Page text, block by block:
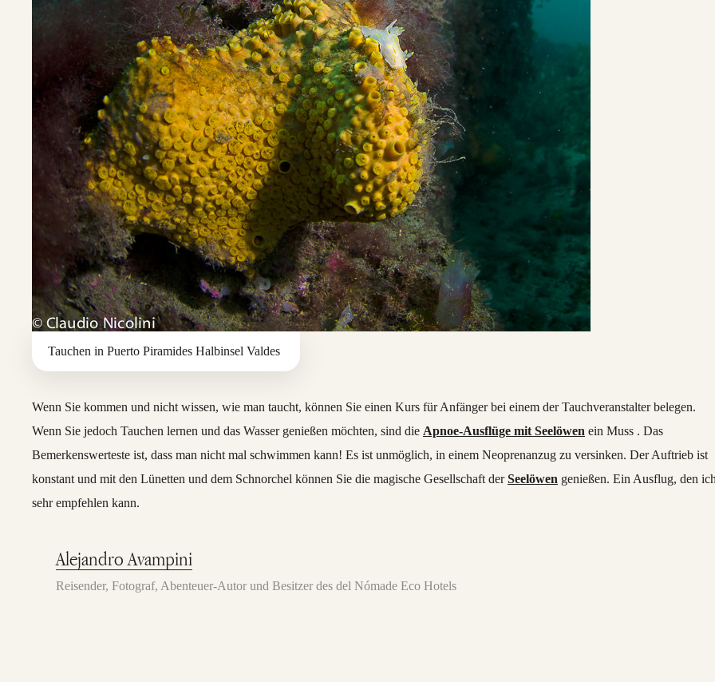
Tauchen in Puerto Piramides Halbinsel Valdes
Wenn Sie kommen und nicht wissen, wie man taucht, können Sie einen Kurs für Anfänger bei einem der Tauchveranstalter belegen.
Wenn Sie jedoch Tauchen lernen und das Wasser genießen möchten, sind die Apnoe-Ausflüge mit Seelöwen ein Muss . Das
Bemerkenswerteste ist, dass man nicht mal schwimmen kann! Es ist unmöglich, in einem Neoprenanzug zu versinken. Der Auftrieb ist
konstant und mit den Lünetten und dem Schnorchel können Sie die magische Gesellschaft derSeelöwen genießen. Ein Ausflug, den
sehr empfehlen kann.
Alejandro Avampini
Reisender, Fotograf, Abenteuer-Autor und Besitzer des del Nómade Eco Hotels